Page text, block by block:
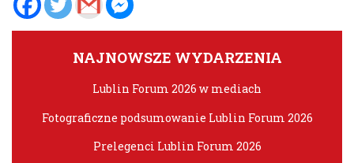
NAJNOWSZE WYDARZENIA
Lublin Forum 2026 w mediach
Fotograficzne podsumowanie Lublin Forum 2026
Prelegenci Lublin Forum 2026